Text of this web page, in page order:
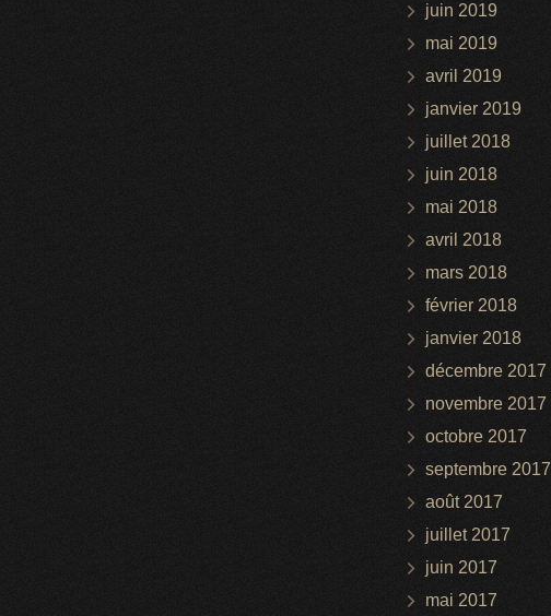
juin 2019
mai 2019
avril 2019
janvier 2019
juillet 2018
juin 2018
mai 2018
avril 2018
mars 2018
février 2018
janvier 2018
décembre 2017
novembre 2017
octobre 2017
septembre 2017
août 2017
juillet 2017
juin 2017
mai 2017